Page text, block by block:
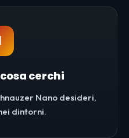
cerchi
Nano desideri,
dintorni.